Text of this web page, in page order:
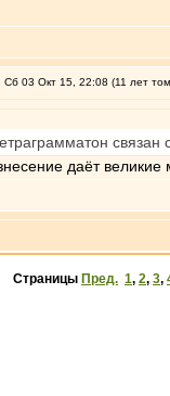
Сб 03 Окт 15, 22:08 (11 лет
связан
даёт великие
Страницы Пред. 1, 2, 3,